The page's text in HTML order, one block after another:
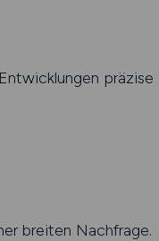
präzise
breiten Nachfrage.